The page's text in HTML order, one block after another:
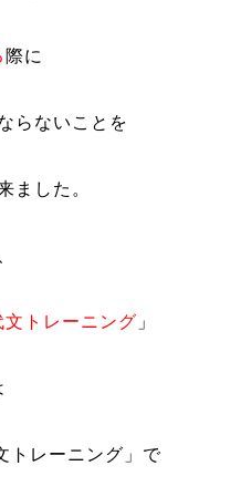
際に
らないことを
ました。
トレーニング 」
トレーニング」で